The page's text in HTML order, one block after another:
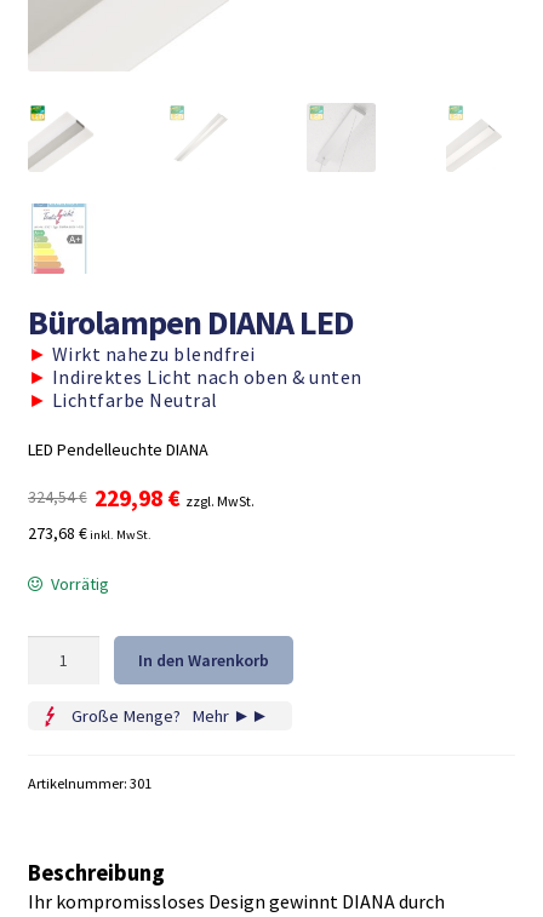
Bürolampen DIANA LED
► Wirkt nahezu blendfrei
► Indirektes Licht nach oben & unten
► Lichtfarbe Neutral
LED Pendelleuchte DIANA
324,54€ Ursprünglicher
Preis
war:
229,98 €Aktueller
zzgl. MwSt.
273,68 €inkl. MwSt.
Vorrätig
DIANA
Menge
In den Warenkorb
Große Menge? Mehr ►►
Artikelnummer: 301
Beschreibung
Ihr kompromissloses Design gewinnt DIANA durch